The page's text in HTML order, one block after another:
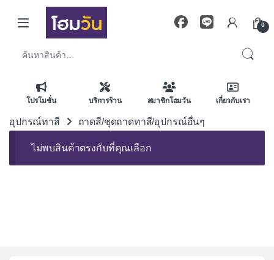
Skip to navigation
Skip to content
0
โปรโมชั่น บริการร้าน สมาชิกโฮมวัน เกี่ยวกับเรา
อุปกรณ์ทาสี ถาดสี/ชุดถาดทาสี/อุปกรณ์อื่นๆ
ไม่พบสินค้าตรงกับที่คุณเลือก